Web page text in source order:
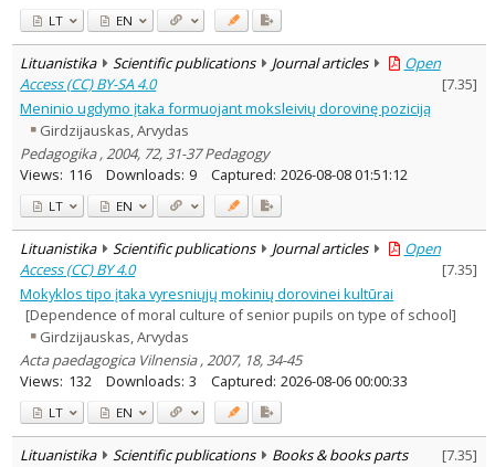
LT EN
Lituanistika Scientific publications Journal articles
Open
Access (CC) BY-SA 4.0
[7.35]
Meninio ugdymo įtaka formuojant moksleivių dorovinę poziciją
Girdzijauskas, Arvydas
Pedagogika , 2004, 72, 31-37 Pedagogy
Views: 116 Downloads: 9 Captured: 2026-08-08 01:51:12
LT EN
Lituanistika Scientific publications Journal articles
Open
Access (CC) BY 4.0
[7.35]
Mokyklos tipo įtaka vyresniųjų mokinių dorovinei kultūrai
[Dependence of moral culture of senior pupils on type of school]
Girdzijauskas, Arvydas
Acta paedagogica Vilnensia , 2007, 18, 34-45
Views: 132 Downloads: 3 Captured: 2026-08-06 00:00:33
LT EN
Lituanistika Scientific publications Books & books parts [7.35]